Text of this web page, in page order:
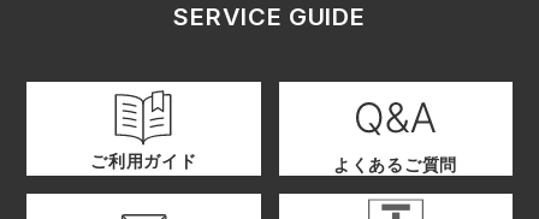
SERVICE GUIDE
ご利用ガイド よくあるご質問